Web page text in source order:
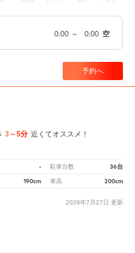
0:00 ～ 0:00 空
予約へ
3～5分 近くてオススメ！
- 駐車台数 36台
190cm 車高 200cm
2026年7月27日 更新